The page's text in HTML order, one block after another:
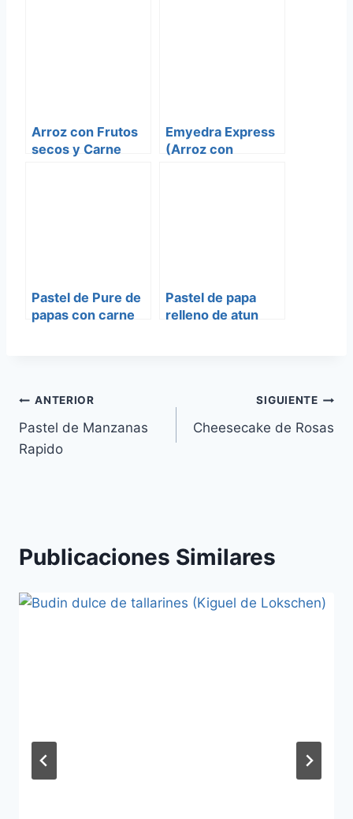
Arroz con Frutos
secos y Carne
Emyedra Express
(Arroz con
Pastel de Pure de
papas con carne
Pastel de papa
relleno de atun
Navegación
de
ANTERIOR
Pastel de Manzanas
Rapido
SIGUIENTE
Cheesecake de Rosas
Publicaciones Similares